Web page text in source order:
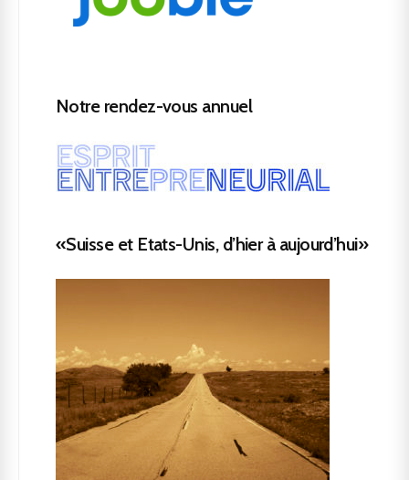
Notre rendez-vous annuel
«Suisse et Etats-Unis, d’hier à aujourd’hui»